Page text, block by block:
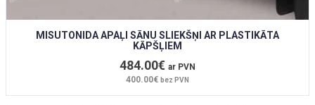
MISUTONIDA APAĻI SĀNU SLIEKŠŅI AR PLASTIKĀTA
KĀPŠĻIEM
484.00€ ar PVN
400.00€ bez PVN